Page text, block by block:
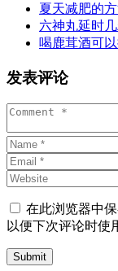
夏天减肥的
六神丸延时
喝鹿茸酒可
发表评论
在此浏览器中
以便下次评论时使
Submit